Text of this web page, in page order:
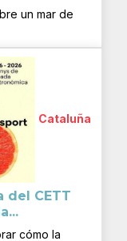
un mar de
Cataluña
del CETT
cómo la